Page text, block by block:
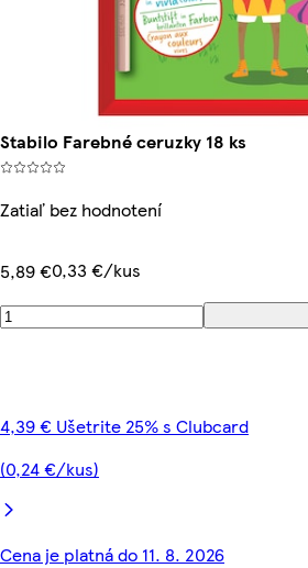
Stabilo Farebné ceruzky 18 ks
Zatiaľ bez hodnotení
5,89 €0,33 €/kus
4,39 € Ušetrite 25% s Clubcard
(0,24 €/kus)
Cena je platná do 11. 8. 2026